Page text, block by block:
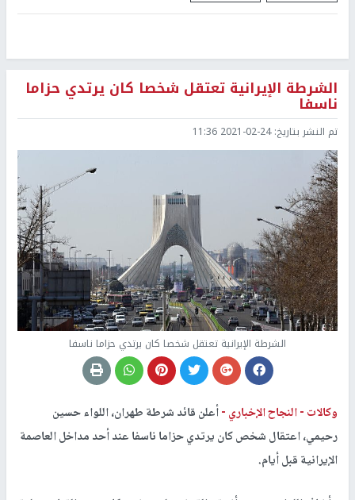
الشرطة الإيرانية تعتقل شخصا كان يرتدي حزاما
ناسفا
تم النشر بتاريخ:2021-02-24 11:36
الشرطة الإيرانية تعتقل شخصا كان يرتدي حزاما ناسفا
وكالات -النجاح الإخباري -أعلن قائد شرطة طهران، اللواء حسين
رحيمي، اعتقال شخص كان يرتدي حزاما ناسفا عند أحد مداخل العاصمة
الإيرانية قبل أيام.